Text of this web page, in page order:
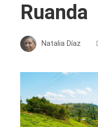
Ruanda
Natalia Díaz